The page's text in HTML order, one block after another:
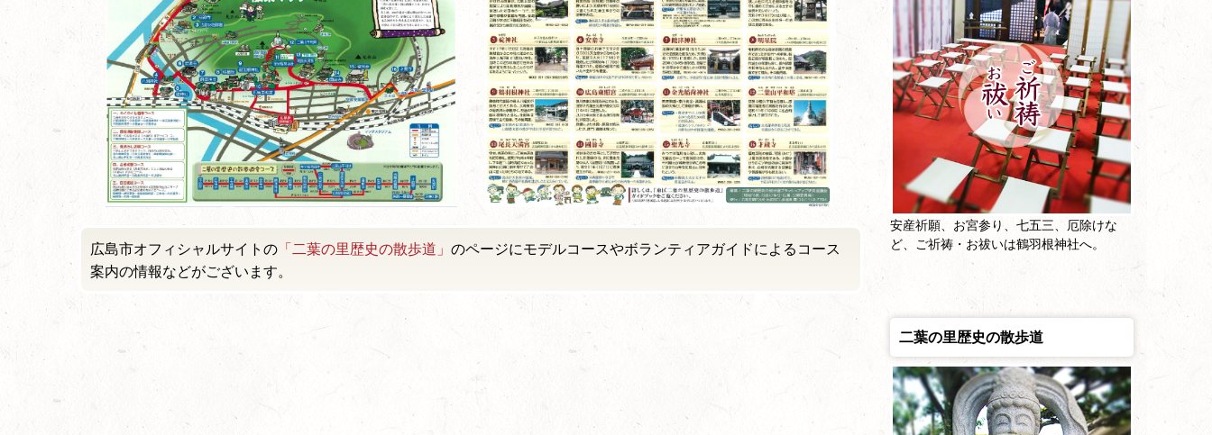
広島市オフィシャルサイトの 「二葉の里歴史の散歩道」 のページにモデルコースやボランティアガイドによるコース
案内の情報などがございます。
安産祈願、お宮参り、七五三、厄除けな
ど、ご祈祷・お祓いは鶴羽根神社へ。
二葉の里歴史の散歩道